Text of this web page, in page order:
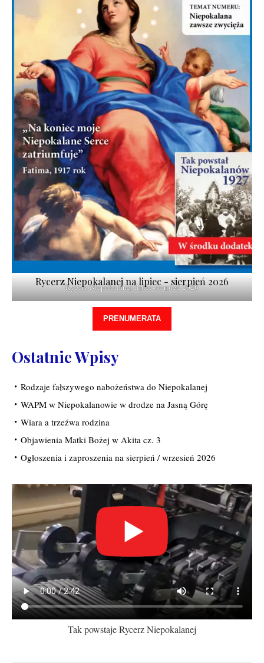
Rycerz Niepokalanej lipiec-sierpień 2026
Rycerz Niepokalanej na lipiec - sierpień 2026
PRENUMERATA
Ostatnie Wpisy
Rodzaje fałszywego nabożeństwa do Niepokalanej
WAPM w Niepokalanowie w drodze na Jasną Górę
Wiara a trzeźwa rodzina
Objawienia Matki Bożej w Akita cz. 3
Ogłoszenia i zaproszenia na sierpień / wrzesień 2026
Tak powstaje Rycerz Niepokalanej